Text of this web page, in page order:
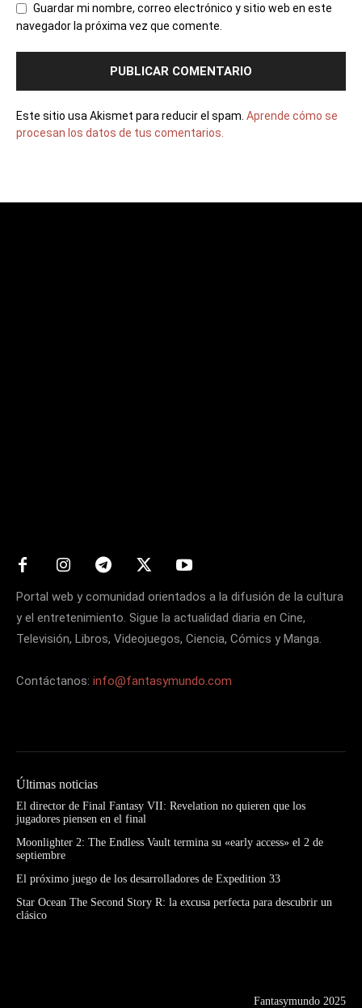
Guardar mi nombre, correo electrónico y sitio web en este
navegador la próxima vez que comente.
Este sitio usa Akismet para reducir el spam. Aprende cómo se
procesan los datos de tus comentarios.
Portal web y comunidad orientados a la difusión de la cultura
y el entretenimiento. Sigue la actualidad diaria en Cine,
Televisión, Libros, Videojuegos, Ciencia, Cómics y Manga.
Contáctanos: info@fantasymundo.com
Últimas noticias
El director de Final Fantasy VII: Revelation no quieren que los
jugadores piensen en el final
Moonlighter 2: The Endless Vault termina su «early access» el 2 de
septiembre
El próximo juego de los desarrolladores de Expedition 33
Star Ocean The Second Story R: la excusa perfecta para descubrir un
clásico
Fantasymundo 2025